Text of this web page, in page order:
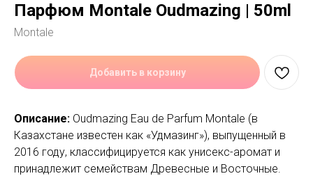
Парфюм Montale Oudmazing | 50ml
Montale
Добавить в корзину
Описание: Oudmazing Eau de Parfum Montale (в
Казахстане известен как «Удмазинг»), выпущенный в
2016 году, классифицируется как унисекс-аромат и
принадлежит семействам Древесные и Восточные.